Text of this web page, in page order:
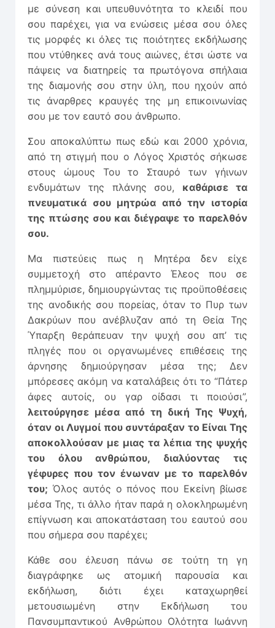
με σύνεση και υπευθυνότητα το κλειδί που
σου παρέχει, για να ενώσεις μέσα σου όλες
τις μορφές κι όλες τις ποιότητες εκδήλωσης
που ντύθηκες ανά τους αιώνες, έτσι ώστε να
πάψεις να διατηρείς τα πρωτόγονα σπήλαια
της διαμονής σου στην ύλη, που ηχούν από
τις άναρθρες κραυγές της μη επικοινωνίας
σου με τον εαυτό σου άνθρωπο.
Σου αποκαλύπτω πως εδώ και 2000 χρόνια,
από τη στιγμή που ο Λόγος Χριστός σήκωσε
στους ώμους Του το Σταυρό των γήινων
ενδυμάτων της πλάνης σου, καθάρισε τα
πνευματικά σου μητρώα από την ιστορία
της πτώσης σου και διέγραψε το παρελθόν
σου.
Μα πιστεύεις πως η Μητέρα δεν είχε
συμμετοχή στο απέραντο Έλεος που σε
πλημμύρισε, δημιουργώντας τις προϋποθέσεις
της ανοδικής σου πορείας, όταν το Πυρ των
Δακρύων που ανέβλυζαν από τη Θεία Της
Ύπαρξη θεράπευαν την ψυχή σου απ’ τις
πληγές που οι οργανωμένες επιθέσεις της
άρνησης δημιούργησαν μέσα της; Δεν
μπόρεσες ακόμη να καταλάβεις ότι το “Πάτερ
άφες αυτοίς, ου γαρ οίδασι τι ποιούσι”,
λειτούργησε μέσα από τη δική Της Ψυχή,
όταν οι Λυγμοί που συντάραξαν το Είναι Της
αποκολλούσαν με μιας τα λέπια της ψυχής
του όλου ανθρώπου, διαλύοντας τις
γέφυρες που τον ένωναν με το παρελθόν
του; Όλος αυτός ο πόνος που Εκείνη βίωσε
μέσα Της, τι άλλο ήταν παρά η ολοκληρωμένη
επίγνωση και αποκατάσταση του εαυτού σου
που σήμερα σου παρέχει;
Κάθε σου έλευση πάνω σε τούτη τη γη
διαγράφηκε ως ατομική παρουσία και
εκδήλωση, διότι έχει καταχωρηθεί
μετουσιωμένη στην Εκδήλωση του
Πανσυμπαντικού Ανθρώπου Ολότητα Ιωάννη